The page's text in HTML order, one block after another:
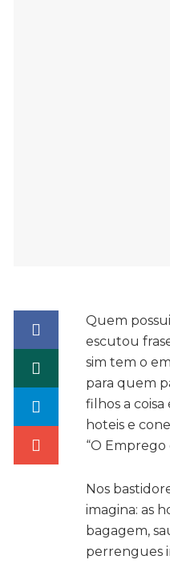
Quem
escutou
sim tem o
para quem
filhos a
hoteis e
“O
Nos
imagina: as
bagagem,
perrengues